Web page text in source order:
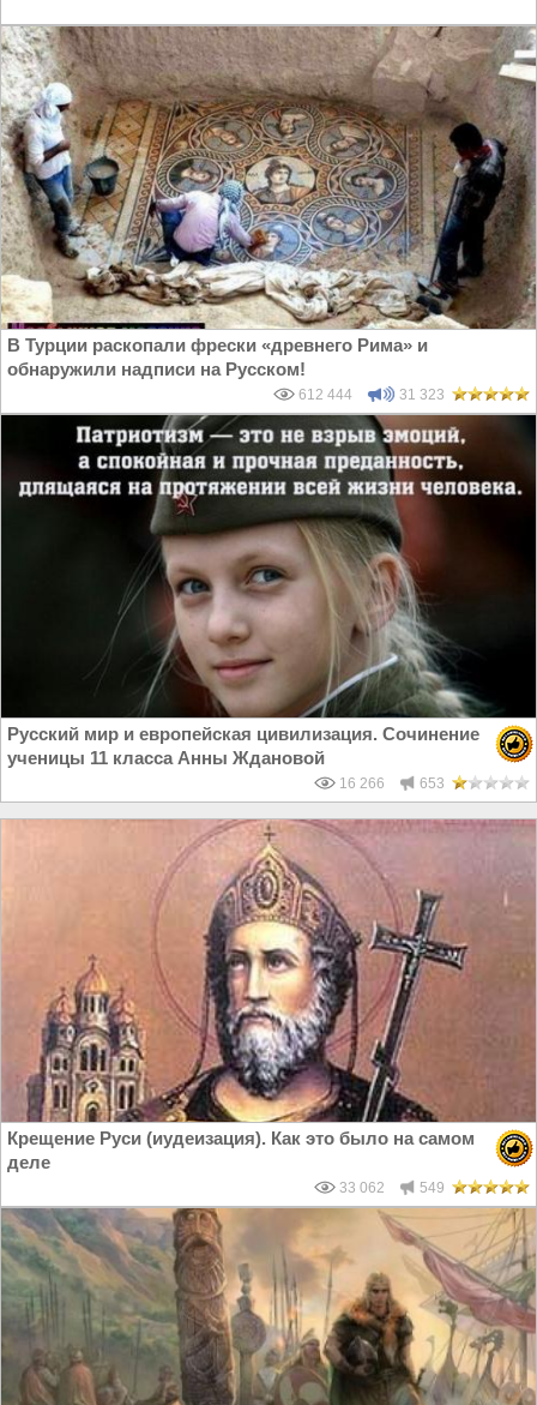
В Турции раскопали фрески «древнего Рима» и
обнаружили надписи на Русском!
612 444 31 323
Русский мир и европейская цивилизация. Сочинение
ученицы 11 класса Анны Ждановой
16 266 653
Крещение Руси (иудеизация). Как это было на самом
деле
33 062 549